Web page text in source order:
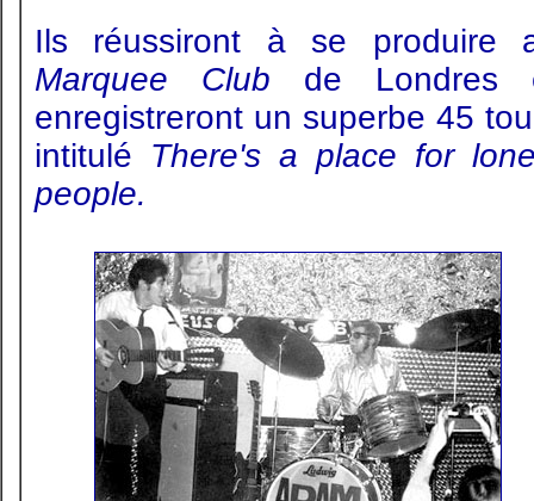
Ils réussiront à se produire
Marquee Club de Londres
enregistreront un superbe 45
intitulé There's a place for
people.